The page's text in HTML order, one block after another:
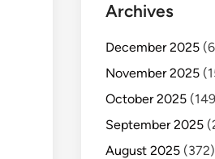
Archives
December 2025
November 2025
October 2025
September 2025
August 2025 (372)